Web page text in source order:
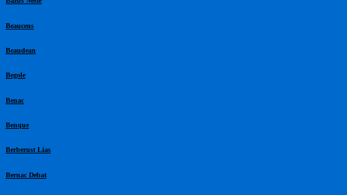
Beaucens
Beaudean
Begole
Benac
Benque
Berberust Lias
Bernac Debat